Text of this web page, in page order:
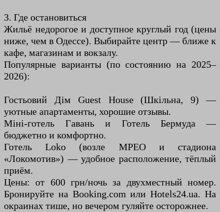
3. Где остановиться
Жильё недорогое и доступное круглый год (цены
ниже, чем в Одессе). Выбирайте центр — ближе к
кафе, магазинам и вокзалу.
Популярные варианты (по состоянию на 2025–
2026):
Гостьовий Дім Guest House (Шкільна, 9) —
уютные апартаменты, хорошие отзывы.
Міні-готель Гавань и Готель Бермуда —
бюджетно и комфортно.
Готель Loko (возле МРЕО и стадиона
«Локомотив») — удобное расположение, тёплый
приём.
Цены: от 600 грн/ночь за двухместный номер.
Бронируйте на Booking.com или Hotels24.ua. На
окраинах тише, но вечером гуляйте осторожнее.